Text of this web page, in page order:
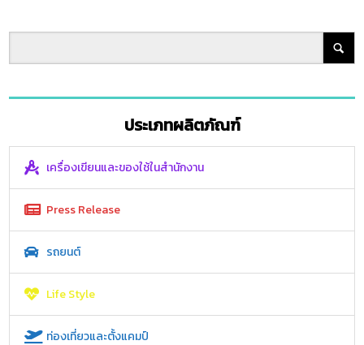
ประเภทผลิตภัณฑ์
เครื่องเขียนและของใช้ในสำนักงาน
Press Release
รถยนต์
Life Style
ท่องเที่ยวและตั้งแคมป์